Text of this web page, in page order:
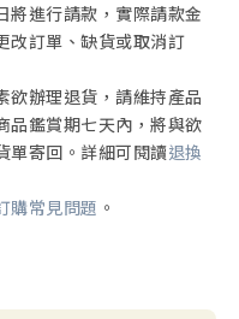
將進行請款，實際請款金
改訂單、缺貨或取消訂
欲辦理退貨，請維持產品
品鑑賞期七天內，將與欲
單寄回。詳細可閱讀退換
購常見問題 。